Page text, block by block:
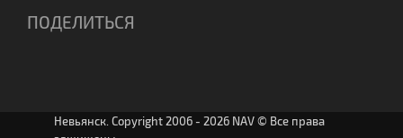
ПОДЕЛИТЬСЯ
Невьянск. Copyright 2006 - 2026 NAV © Все права